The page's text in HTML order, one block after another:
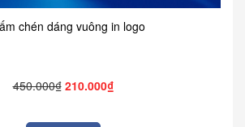
chén dáng vuông in logo
450.000₫ 210.000₫